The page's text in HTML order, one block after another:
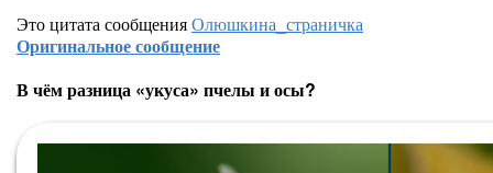
Это цитата сообщенияОлюшкина_страничка
Оригинальное сообщение
В чём разница «укуса» пчелы и осы?